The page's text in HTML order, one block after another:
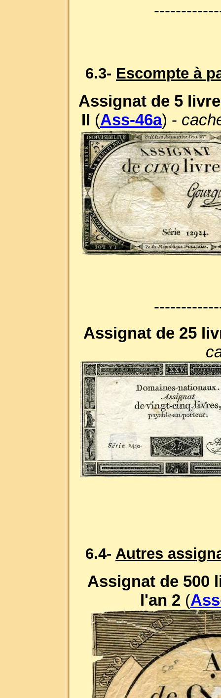
6.3- Escompte à
Assignat de 5
II (Ass-46a) -
Assignat de 25
6.4- Autres
Assignat de 500
l'an 2 (